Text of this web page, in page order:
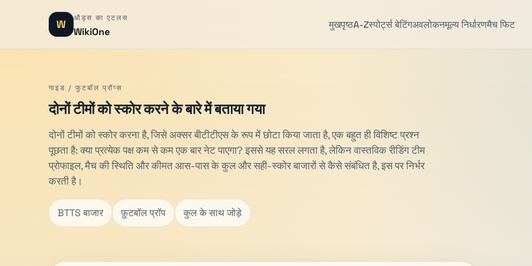
W ऑड्स का एटलस
WikiOne
मुखपृष्ठA-Zस्पोर्ट्स बेटिंगअवलोकनमूल्य निर्धारणमैच फिट
गाइड / फुटबॉल प्रॉप्स
दोनों टीमों को स्कोर करने के बारे में बताया गया
दोनों टीमों को स्कोर करना है, जिसे अक्सर बीटीटीएस के रूप में छोटा किया जाता है, एक बहुत ही विशिष्ट प्रश्न
पूछता है: क्या प्रत्येक पक्ष कम से कम एक बार नेट पाएगा? इससे यह सरल लगता है, लेकिन वास्तविक रीडिंग टीम
प्रोफाइल, मैच की स्थिति और कीमत आस-पास के कुल और सही-स्कोर बाजारों से कैसे संबंधित है, इस पर निर्भर
करती है।
BTTS बाजार फ़ुटबॉल प्रॉप कुल के साथ जोड़े